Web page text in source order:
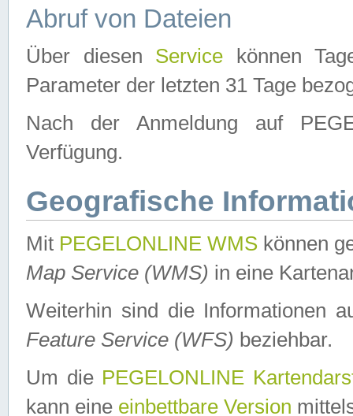
Abruf von Dateien
Über diesen Service können
Parameter der letzten 31 Tage
Nach der Anmeldung auf
Verfügung.
Geografische
Mit PEGELONLINE WMS können
Map Service (WMS) in eine
Weiterhin sind die Informationen
Feature Service (WFS) beziehbar.
Um die PEGELONLINE
kann eine einbettbare Version